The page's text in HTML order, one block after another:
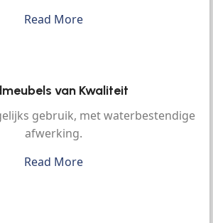
Read More
van Kwaliteit
gebruik, met waterbestendige
afwerking.
Read More